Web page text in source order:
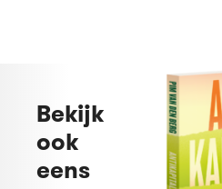
Bekijk
ook
eens